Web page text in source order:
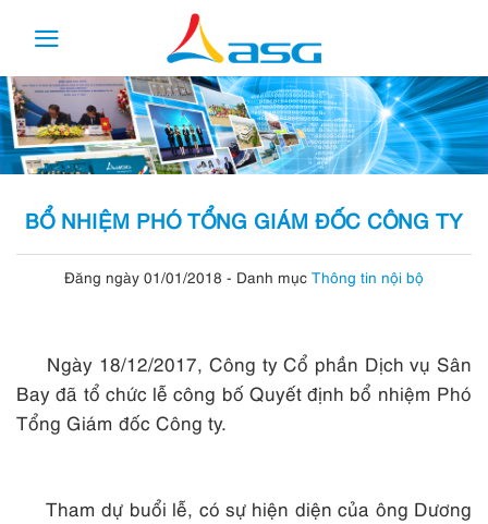
content
BỔ NHIỆM PHÓ TỔNG GIÁM ĐỐC CÔNG TY
Đăng ngày 01/01/2018 - Danh mục Thông tin nội bộ
Ngày 18/12/2017, Công ty Cổ phần Dịch vụ Sân
Bay đã tổ chức lễ công bố Quyết định bổ nhiệm Phó
Tổng Giám đốc Công ty.
Tham dự buổi lễ, có sự hiện diện của ông Dương